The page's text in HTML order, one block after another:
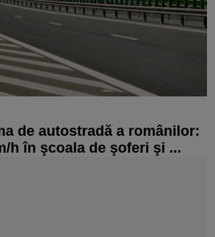
de autostradă a românilor:
h în şcoala de şoferi şi ...